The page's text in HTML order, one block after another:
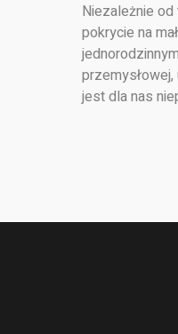
Niezależnie
pokrycie na
jest dla nas